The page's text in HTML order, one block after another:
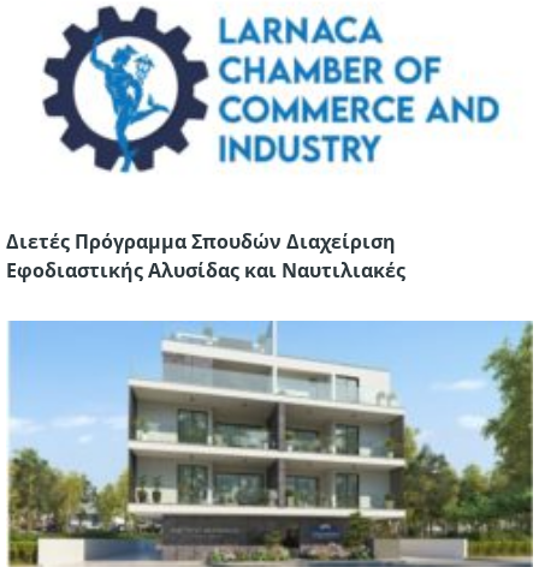
Διετές Πρόγραμμα Σπουδών Διαχείριση
Εφοδιαστικής Αλυσίδας και Ναυτιλιακές